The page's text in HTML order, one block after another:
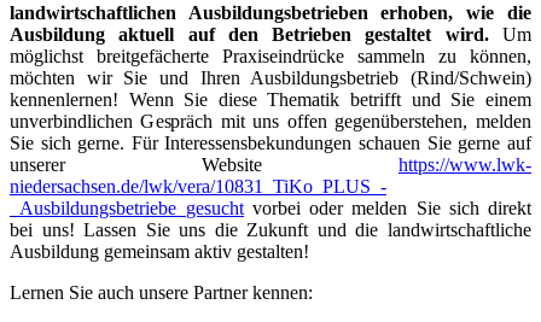
landwirtschaftlichen Ausbildungsbetrieben erhoben, wie die
Ausbildung aktuell auf den Betrieben gestaltet wird.Um
möglichst breitgefächerte Praxiseindrücke sammeln zu können,
möchten wir Sie und Ihren Ausbildungsbetrieb (Rind/Schwein)
kennenlernen! Wenn Sie diese Thematik betrifft und Sie einem
unverbindlichen Gespräch mit uns offen gegenüberstehen, melden
Sie sich gerne. Für Interessensbekundungen schauen Sie gerne auf
unserer Website https://www.lwk-
niedersachsen.de/lwk/vera/10831_TiKo_PLUS_-
_Ausbildungsbetriebe_gesucht vorbei oder melden Sie sich direkt
bei uns! Lassen Sie uns die Zukunft und die landwirtschaftliche
Ausbildung gemeinsam aktiv gestalten!
Lernen Sie auch unsere Partner kennen: